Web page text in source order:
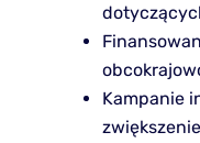
Kampanie